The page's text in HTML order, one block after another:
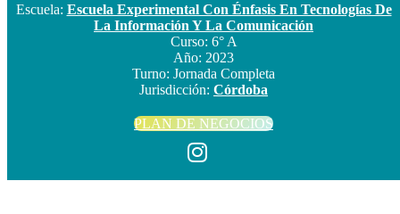
Escuela: Escuela Experimental Con Énfasis En Tecnologías De
La Información Y La Comunicación
Curso: 6° A
Año: 2023
Turno: Jornada Completa
Jurisdicción: Córdoba
PLAN DE NEGOCIOS